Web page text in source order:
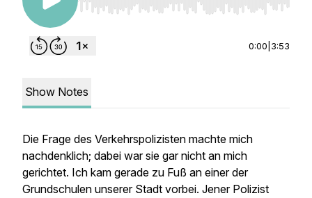
Use Left/Right to seek, Home/End to jump to
0:00 3:53
Show Notes
Die Frage des Verkehrspolizisten machte mich
nachdenklich; dabei war sie gar nicht an mich
gerichtet. Ich kam gerade zu Fuß an einer der
Grundschulen unserer Stadt vorbei. Jener Polizist